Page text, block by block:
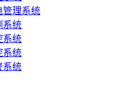
管理系统
系统
系统
系统
系统